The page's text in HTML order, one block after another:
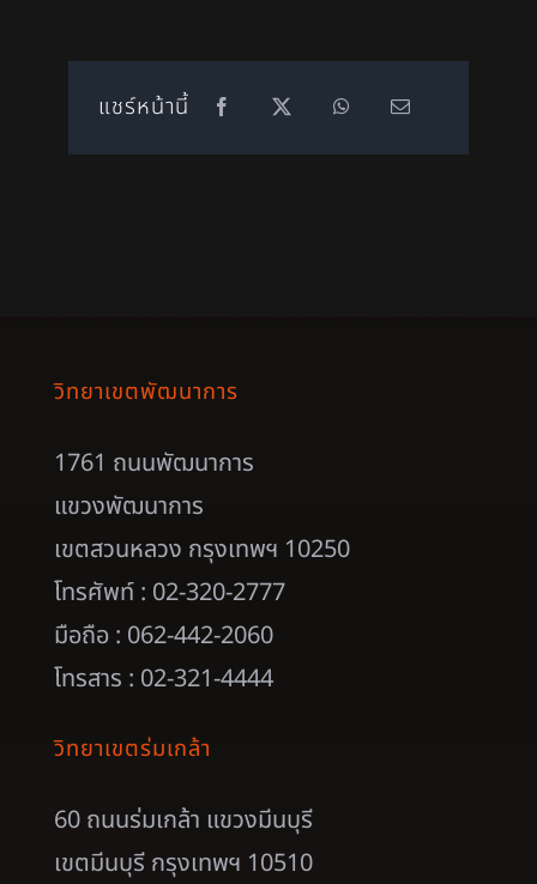
แชร์หน้านี้
วิทยาเขตพัฒนาการ
1761 ถนนพัฒนาการ
แขวงพัฒนาการ
เขตสวนหลวง กรุงเทพฯ 10250
โทรศัพท์ : 02-320-2777
มือถือ : 062-442-2060
โทรสาร : 02-321-4444
วิทยาเขตร่มเกล้า
60 ถนนร่มเกล้า แขวงมีนบุรี
เขตมีนบุรี กรุงเทพฯ 10510